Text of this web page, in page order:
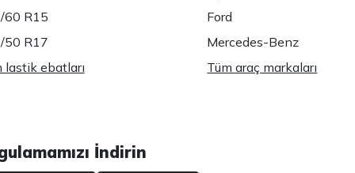
60 R15
50 R17
lastik ebatları
Ford
Mercedes-Benz
Tüm araç markaları
İndirin